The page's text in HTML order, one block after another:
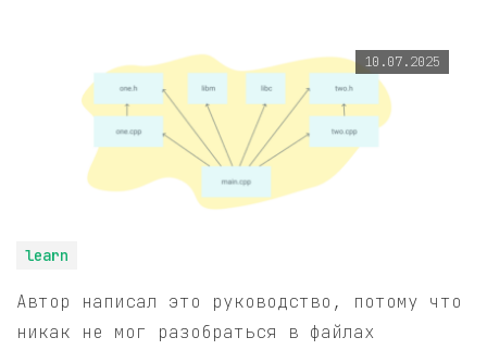
10.07.2025
learn
Автор написал это руководство, потому что
никак не мог разобраться в файлах